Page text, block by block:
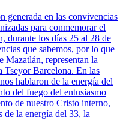
generada en las convivencias
para conmemorar el
durante los días 25 al 28 de
que sabemos, por lo que
Mazatlán, representan la
Tseyor Barcelona. En las
hablaron de la energía del
del fuego del entusiasmo
de nuestro Cristo interno,
de la energía del 33, la